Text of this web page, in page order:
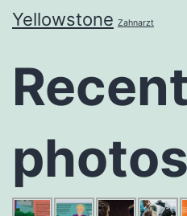
Yellowstone Zahnarzt
Recent
photos